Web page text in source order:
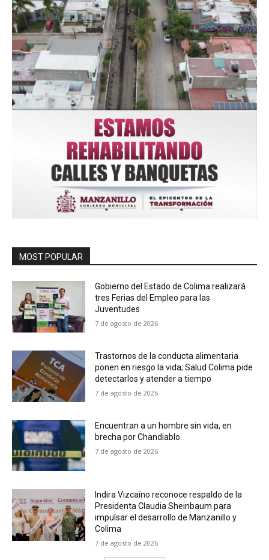
MOST POPULAR
Gobierno del Estado de Colima realizará
tres Ferias del Empleo para las
Juventudes
7 de agosto de 2026
Trastornos de la conducta alimentaria
ponen en riesgo la vida; Salud Colima pide
detectarlos y atender a tiempo
7 de agosto de 2026
Encuentran a un hombre sin vida, en
brecha por Chandiablo.
7 de agosto de 2026
Indira Vizcaíno reconoce respaldo de la
Presidenta Claudia Sheinbaum para
impulsar el desarrollo de Manzanillo y
Colima
7 de agosto de 2026